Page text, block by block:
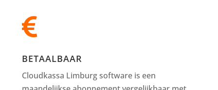

BETAALBAAR
Cloudkassa Limburg software is een